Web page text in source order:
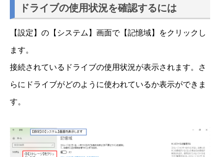
ドライブの使用状況を確認するには
【設定】の【システム】画面で【記憶域】をクリックし
ます。
接続されているドライブの使用状況が表示されます。さ
らにドライブがどのように使われているか表示ができま
す。